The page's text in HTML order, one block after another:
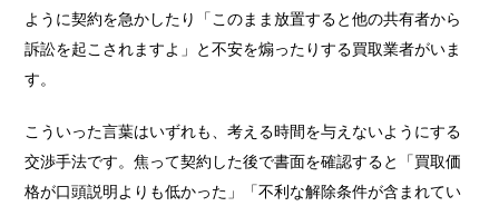
ように契約を急かしたり「このまま放置すると他の共有者から
訴訟を起こされますよ」と不安を煽ったりする買取業者がいま
す。
こういった言葉はいずれも、考える時間を与えないようにする
交渉手法です。焦って契約した後で書面を確認すると「買取価
格が口頭説明よりも低かった」「不利な解除条件が含まれてい